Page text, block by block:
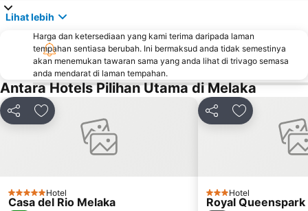
Lihat lebih
Harga dan ketersediaan yang kami terima daripada laman
tempahan sentiasa berubah. Ini bermaksud anda tidak semestinya
akan menemukan tawaran sama yang anda lihat di trivago semasa
anda mendarat di laman tempahan.
Antara Hotels Pilihan Utama di Melaka
Kongsi Tambah ke favorit
5 BintangHotel
Casa del Rio Melaka
Kongsi Tambah ke
3 Bintang
Hotel
Royal